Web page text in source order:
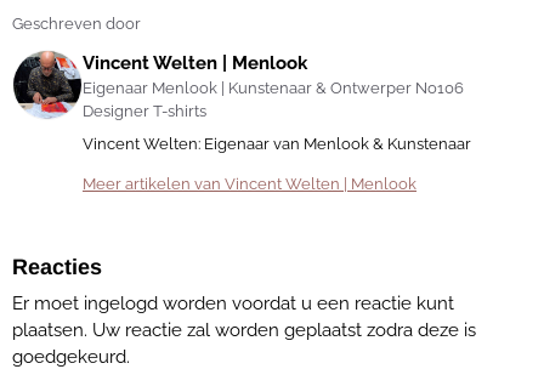
Geschreven door
Vincent Welten | Menlook
Eigenaar Menlook | Kunstenaar & Ontwerper No106
Designer T-shirts
Vincent Welten: Eigenaar van Menlook & Kunstenaar
Meer artikelen van Vincent Welten | Menlook
Reacties
Er moet ingelogd worden voordat u een reactie kunt
plaatsen. Uw reactie zal worden geplaatst zodra deze is
goedgekeurd.